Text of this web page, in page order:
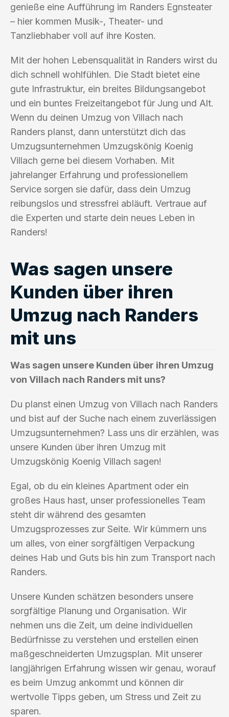
genieße eine Aufführung im Randers Egnsteater
– hier kommen Musik-, Theater- und
Tanzliebhaber voll auf ihre Kosten.
Mit der hohen Lebensqualität in Randers wirst du
dich schnell wohlfühlen. Die Stadt bietet eine
gute Infrastruktur, ein breites Bildungsangebot
und ein buntes Freizeitangebot für Jung und Alt.
Wenn du deinen Umzug von Villach nach
Randers planst, dann unterstützt dich das
Umzugsunternehmen Umzugskönig Koenig
Villach gerne bei diesem Vorhaben. Mit
jahrelanger Erfahrung und professionellem
Service sorgen sie dafür, dass dein Umzug
reibungslos und stressfrei abläuft. Vertraue auf
die Experten und starte dein neues Leben in
Randers!
Was sagen unsere
Kunden über ihren
Umzug nach Randers
mit uns
Was sagen unsere Kunden über ihren Umzug
von Villach nach Randers mit uns?
Du planst einen Umzug von Villach nach Randers
und bist auf der Suche nach einem zuverlässigen
Umzugsunternehmen? Lass uns dir erzählen, was
unsere Kunden über ihren Umzug mit
Umzugskönig Koenig Villach sagen!
Egal, ob du ein kleines Apartment oder ein
großes Haus hast, unser professionelles Team
steht dir während des gesamten
Umzugsprozesses zur Seite. Wir kümmern uns
um alles, von einer sorgfältigen Verpackung
deines Hab und Guts bis hin zum Transport nach
Randers.
Unsere Kunden schätzen besonders unsere
sorgfältige Planung und Organisation. Wir
nehmen uns die Zeit, um deine individuellen
Bedürfnisse zu verstehen und erstellen einen
maßgeschneiderten Umzugsplan. Mit unserer
langjährigen Erfahrung wissen wir genau, worauf
es beim Umzug ankommt und können dir
wertvolle Tipps geben, um Stress und Zeit zu
sparen.